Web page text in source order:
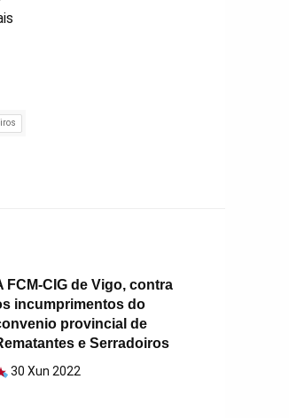
FCM-CIG de Vigo, contra
incumprimentos do
provincial de
e Serradoiros
30 Xun 2022